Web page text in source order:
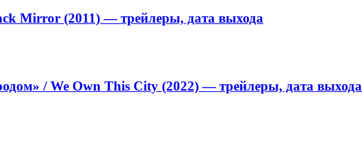
Mirror (2011) — трейлеры, дата выхода
/ We Own This City (2022) — трейлеры, дата выхода